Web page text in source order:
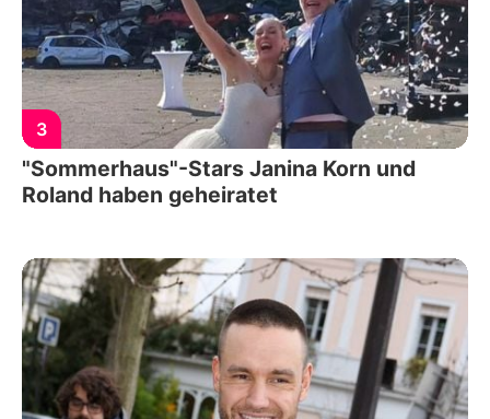
3
"Sommerhaus"-Stars Janina Korn und
Roland haben geheiratet